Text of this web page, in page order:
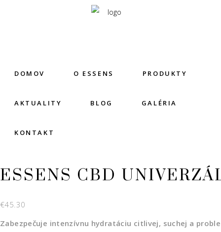
DOMOV O ESSENS PRODUKTY
AKTUALITY BLOG GALÉRIA
KONTAKT
ESSENS CBD
€45.30
Zabezpečuje intenzívnu hydratáciu citlivej, suchej a